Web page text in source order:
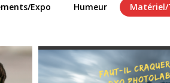
Expo Humeur Matériel/